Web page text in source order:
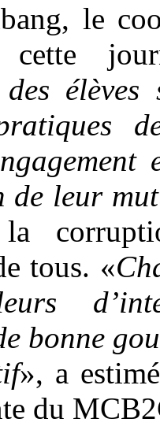
le
cette
des
de leur
tous. «
bonne
», a
du